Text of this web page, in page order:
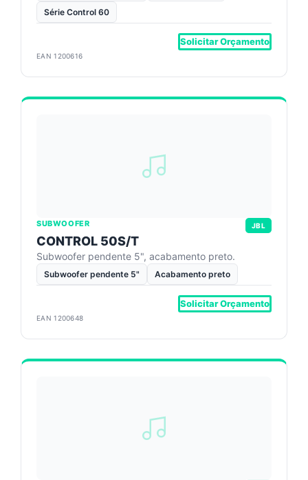
Série Control 60
Solicitar Orçamento
EAN 1200616
SUBWOOFER JBL
CONTROL 50S/T
Subwoofer pendente 5", acabamento preto.
Subwoofer pendente 5" Acabamento preto
Solicitar Orçamento
EAN 1200648